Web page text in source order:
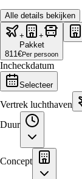
Alle details bekijken
+
+
Pakket
811€Per persoon
Incheckdatum
Selecteer
Vertrek luchthaven
Duur
Concept